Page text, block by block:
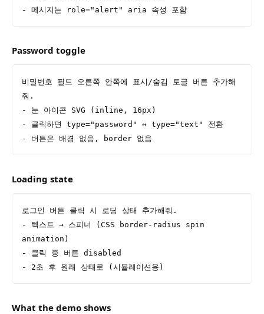
- 메시지는 role="alert" aria 속성 포함
Password toggle
비밀번호 필드 오른쪽 안쪽에 표시/숨김 토글 버튼 추가해
줘.
- 눈 아이콘 SVG (inline, 16px)
- 클릭하면 type="password" ↔ type="text" 전환
- 버튼은 배경 없음, border 없음
Loading state
로그인 버튼 클릭 시 로딩 상태 추가해줘.
- 텍스트 → 스피너 (CSS border-radius spin
animation)
- 클릭 중 버튼 disabled
- 2초 후 원래 상태로 (시뮬레이션용)
What the demo shows